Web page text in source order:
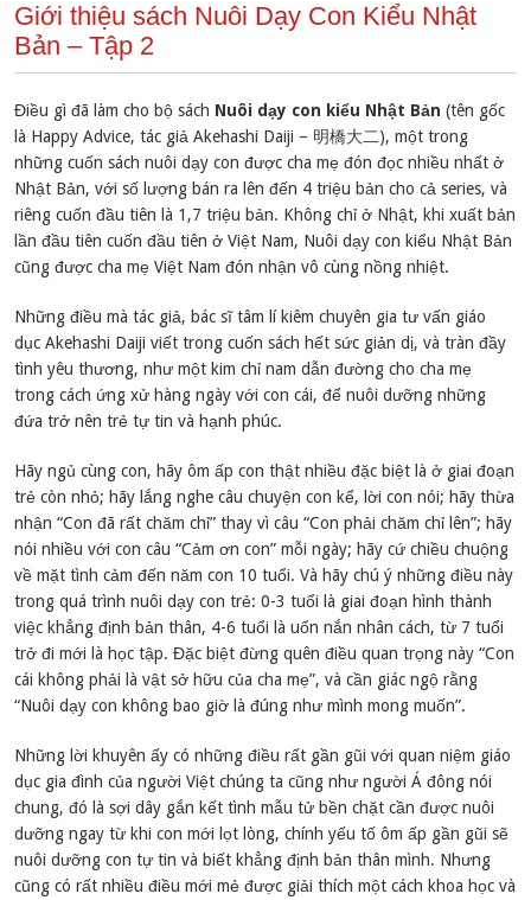
Giới thiệu sách Nuôi Dạy Con Kiểu Nhật
Bản – Tập 2
Điều gì đã làm cho bộ sách Nuôi dạy con kiểu Nhật Bản (tên gốc
là Happy Advice, tác giả Akehashi Daiji – 明橋大二), một trong
những cuốn sách nuôi dạy con được cha mẹ đón đọc nhiều nhất ở
Nhật Bản, với số lượng bán ra lên đến 4 triệu bản cho cả series, và
riêng cuốn đầu tiên là 1,7 triệu bản. Không chỉ ở Nhật, khi xuất bản
lần đầu tiên cuốn đầu tiên ở Việt Nam, Nuôi dạy con kiểu Nhật Bản
cũng được cha mẹ Việt Nam đón nhận vô cùng nồng nhiệt.
Những điều mà tác giả, bác sĩ tâm lí kiêm chuyên gia tư vấn giáo
dục Akehashi Daiji viết trong cuốn sách hết sức giản dị, và tràn đầy
tình yêu thương, như một kim chỉ nam dẫn đường cho cha mẹ
trong cách ứng xử hàng ngày với con cái, để nuôi dưỡng những
đứa trở nên trẻ tự tin và hạnh phúc.
Hãy ngủ cùng con, hãy ôm ấp con thật nhiều đặc biệt là ở giai đoạn
trẻ còn nhỏ; hãy lắng nghe câu chuyện con kể, lời con nói; hãy thừa
nhận “Con đã rất chăm chỉ” thay vì câu “Con phải chăm chỉ lên”; hãy
nói nhiều với con câu “Cảm ơn con” mỗi ngày; hãy cứ chiều chuộng
về mặt tình cảm đến năm con 10 tuổi. Và hãy chú ý những điều này
trong quá trình nuôi dạy con trẻ: 0-3 tuổi là giai đoạn hình thành
việc khẳng định bản thân, 4-6 tuổi là uốn nắn nhân cách, từ 7 tuổi
trở đi mới là học tập. Đặc biệt đừng quên điều quan trọng này “Con
cái không phải là vật sở hữu của cha mẹ”, và cần giác ngộ rằng
“Nuôi dạy con không bao giờ là đúng như mình mong muốn”.
Những lời khuyên ấy có những điều rất gần gũi với quan niệm giáo
dục gia đình của người Việt chúng ta cũng như người Á đông nói
chung, đó là sợi dây gắn kết tình mẫu tử bền chặt cần được nuôi
dưỡng ngay từ khi con mới lọt lòng, chính yếu tố ôm ấp gần gũi sẽ
nuôi dưỡng con tự tin và biết khẳng định bản thân mình. Nhưng
cũng có rất nhiều điều mới mẻ được giải thích một cách khoa học và